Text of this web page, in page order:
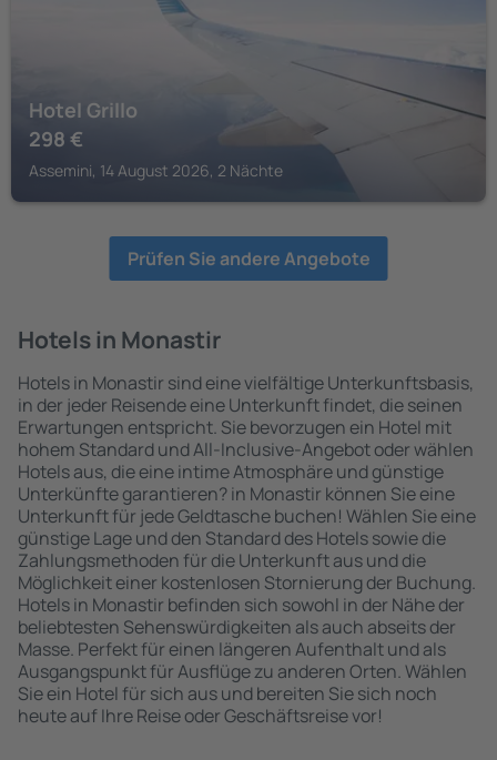
Hotel Grillo
298 €
Assemini, 14 August 2026, 2 Nächte
Prüfen Sie andere Angebote
Hotels in Monastir
Hotels in Monastir sind eine vielfältige Unterkunftsbasis,
in der jeder Reisende eine Unterkunft findet, die seinen
Erwartungen entspricht. Sie bevorzugen ein Hotel mit
hohem Standard und All-Inclusive-Angebot oder wählen
Hotels aus, die eine intime Atmosphäre und günstige
Unterkünfte garantieren? in Monastir können Sie eine
Unterkunft für jede Geldtasche buchen! Wählen Sie eine
günstige Lage und den Standard des Hotels sowie die
Zahlungsmethoden für die Unterkunft aus und die
Möglichkeit einer kostenlosen Stornierung der Buchung.
Hotels in Monastir befinden sich sowohl in der Nähe der
beliebtesten Sehenswürdigkeiten als auch abseits der
Masse. Perfekt für einen längeren Aufenthalt und als
Ausgangspunkt für Ausflüge zu anderen Orten. Wählen
Sie ein Hotel für sich aus und bereiten Sie sich noch
heute auf Ihre Reise oder Geschäftsreise vor!